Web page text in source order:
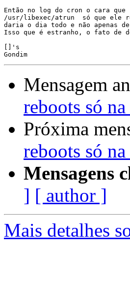
Então no log do cron o cara
/usr/libexec/atrun  só que ele
daria o dia todo e não apenas de
Isso que é estranho, o fato de
[]'s
Mensagem
reboots só
Próxima
reboots só
Mensagens
] [ author ]
Mais detalhes